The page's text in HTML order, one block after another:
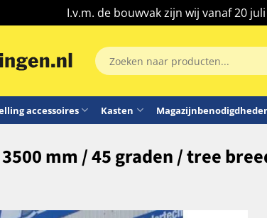
I.v.m. de bouwvak zijn wij vanaf 20
Zoeken
naar:
accessoires Kasten
mm / 45 graden / tree